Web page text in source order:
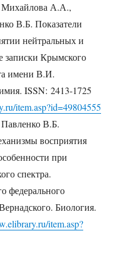
А.А.,
В.Б. Показатели
нейтральных и
Крымского
имени В.И.
ISSN: 2413-1725
item.asp?id=49804555
В.Б.
восприятия
при
спектра.
федерального
Биология.
item.asp?